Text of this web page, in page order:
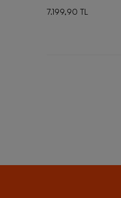
7.199,90 TL